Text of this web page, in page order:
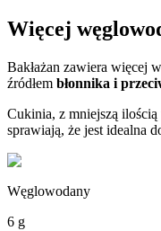
Więcej
Bakłażan zawiera więcej
źródłem błonnika i
Cukinia, z mniejszą
sprawiają, że jest idealna
Węglowodany
6 g